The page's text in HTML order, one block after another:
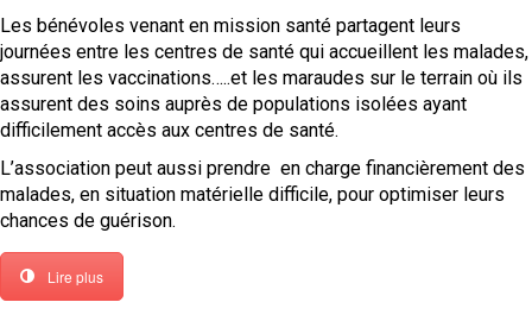
Les bénévoles venant en mission santé partagent leurs
journées entre les centres de santé qui accueillent les malades,
assurent les vaccinations…..et les maraudes sur le terrain où ils
assurent des soins auprès de populations isolées ayant
difficilement accès aux centres de santé.
L’association peut aussi prendre en charge financièrement des
malades, en situation matérielle difficile, pour optimiser leurs
chances de guérison.
Lire plus